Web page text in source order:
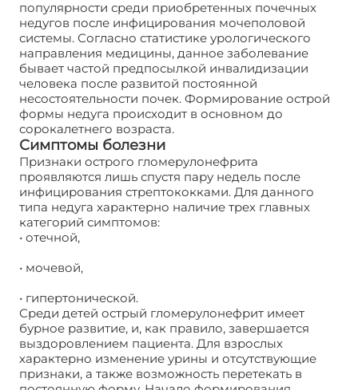
популярности среди приобретенных почечных
недугов после инфицирования мочеполовой
системы. Согласно статистике урологического
направления медицины, данное заболевание
бывает частой предпосылкой инвалидизации
человека после развитой постоянной
несостоятельности почек. Формирование острой
формы недуга происходит в основном до
сорокалетнего возраста.
Симптомы болезни
Признаки острого гломерулонефрита
проявляются лишь спустя пару недель после
инфицирования стрептококками. Для данного
типа недуга характерно наличие трех главных
категорий симптомов:
• отечной,
• мочевой,
• гипертонической.
Среди детей острый гломерулонефрит имеет
бурное развитие, и, как правило, завершается
выздоровлением пациента. Для взрослых
характерно изменение урины и отсутствующие
признаки, а также возможность перетекать в